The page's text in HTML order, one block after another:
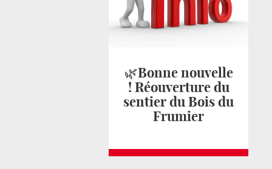
🌿Bonne nouvelle
! Réouverture du
sentier du Bois du
Frumier